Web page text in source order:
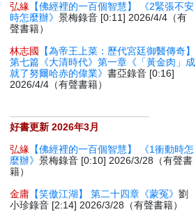
弘緣 【佛經裡的一百個智慧】 《2緊張不安
時怎麼辦》景梅錄音 [0:11] 2026/4/4（有
聲書籍）
林志國
【為帝王上菜：歷代宮廷御醫傳奇】
第七篇《大清時代》第一章《「黃金肉」成
就了努爾哈赤的偉業》書亞錄音 [0:16]
2026/4/4（有聲書籍）
好書更新 2026年3月
弘緣 【佛經裡的一百個智慧】 《1衝動時怎
麼辦》景梅錄音 [0:10] 2026/3/28（有聲書
籍）
金庸 【笑傲江湖】 第二十四章《蒙冤》劉
小珍錄音 [2:14] 2026/3/28（有聲書籍）